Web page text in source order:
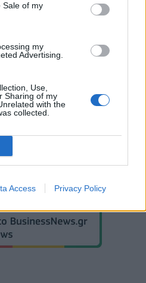
Sale of my
my
Advertising.
Use,
Sharing of my
with the
collected.
Access Privacy Policy
ΚΑΙΡΟΥ